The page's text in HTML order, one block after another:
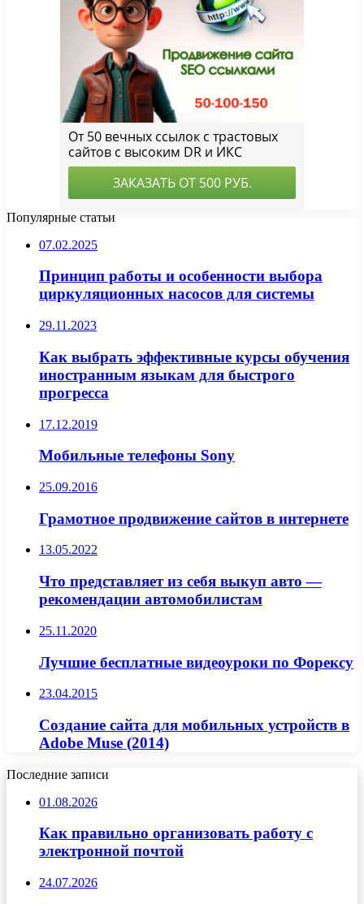
Популярные статьи
07.02.2025
Принцип работы и особенности выбора
циркуляционных насосов для системы
29.11.2023
Как выбрать эффективные курсы обучения
иностранным языкам для быстрого
прогресса
17.12.2019
Мобильные телефоны Sony
25.09.2016
Грамотное продвижение сайтов в интернете
13.05.2022
Что представляет из себя выкуп авто —
рекомендации автомобилистам
25.11.2020
Лучшие бесплатные видеоуроки по Форексу
23.04.2015
Создание сайта для мобильных устройств в
Adobe Muse (2014)
Последние записи
01.08.2026
Как правильно организовать работу с
электронной почтой
24.07.2026